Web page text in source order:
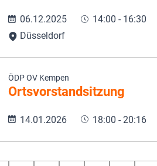
06.12.2025
14:00 - 16:30
Düsseldorf
ÖDP OV Kempen
Ortsvorstandsitzung
14.01.2026 18:00 - 20:16